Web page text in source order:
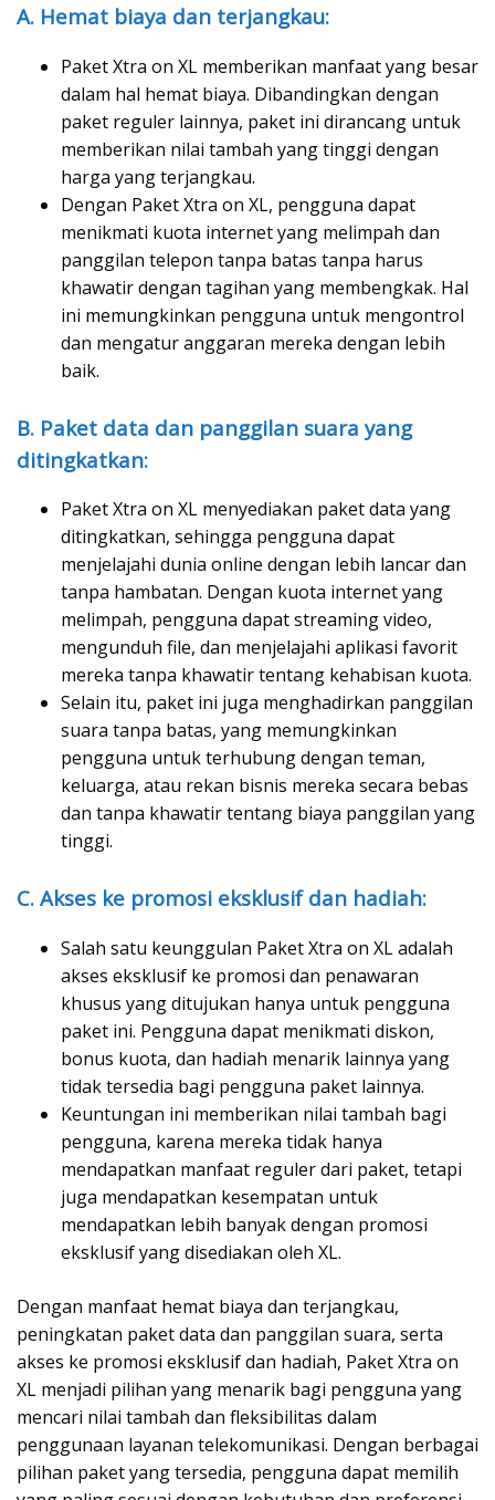
A. Hemat biaya dan terjangkau:
Paket Xtra on XL memberikan manfaat yang besar
dalam hal hemat biaya. Dibandingkan dengan
paket reguler lainnya, paket ini dirancang untuk
memberikan nilai tambah yang tinggi dengan
harga yang terjangkau.
Dengan Paket Xtra on XL, pengguna dapat
menikmati kuota internet yang melimpah dan
panggilan telepon tanpa batas tanpa harus
khawatir dengan tagihan yang membengkak. Hal
ini memungkinkan pengguna untuk mengontrol
dan mengatur anggaran mereka dengan lebih
baik.
B. Paket data dan panggilan suara yang
ditingkatkan:
Paket Xtra on XL menyediakan paket data yang
ditingkatkan, sehingga pengguna dapat
menjelajahi dunia online dengan lebih lancar dan
tanpa hambatan. Dengan kuota internet yang
melimpah, pengguna dapat streaming video,
mengunduh file, dan menjelajahi aplikasi favorit
mereka tanpa khawatir tentang kehabisan kuota.
Selain itu, paket ini juga menghadirkan panggilan
suara tanpa batas, yang memungkinkan
pengguna untuk terhubung dengan teman,
keluarga, atau rekan bisnis mereka secara bebas
dan tanpa khawatir tentang biaya panggilan yang
tinggi.
C. Akses ke promosi eksklusif dan hadiah:
Salah satu keunggulan Paket Xtra on XL adalah
akses eksklusif ke promosi dan penawaran
khusus yang ditujukan hanya untuk pengguna
paket ini. Pengguna dapat menikmati diskon,
bonus kuota, dan hadiah menarik lainnya yang
tidak tersedia bagi pengguna paket lainnya.
Keuntungan ini memberikan nilai tambah bagi
pengguna, karena mereka tidak hanya
mendapatkan manfaat reguler dari paket, tetapi
juga mendapatkan kesempatan untuk
mendapatkan lebih banyak dengan promosi
eksklusif yang disediakan oleh XL.
Dengan manfaat hemat biaya dan terjangkau,
peningkatan paket data dan panggilan suara, serta
akses ke promosi eksklusif dan hadiah, Paket Xtra on
XL menjadi pilihan yang menarik bagi pengguna yang
mencari nilai tambah dan fleksibilitas dalam
penggunaan layanan telekomunikasi. Dengan berbagai
pilihan paket yang tersedia, pengguna dapat memilih